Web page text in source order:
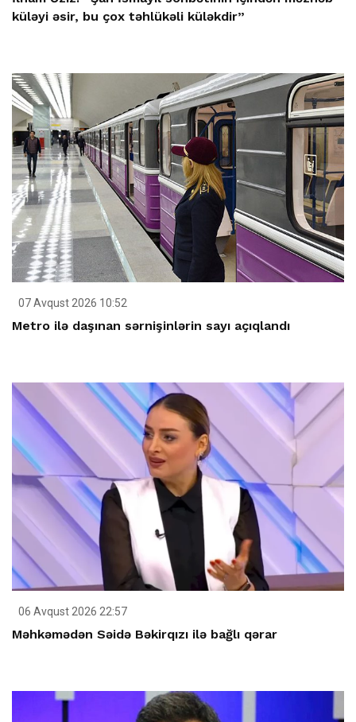
küləyi əsir, bu çox təhlükəli küləkdir”
07 Avqust 2026 10:52
Metro ilə daşınan sərnişinlərin sayı açıqlandı
06 Avqust 2026 22:57
Məhkəmədən Səidə Bəkirqızı ilə bağlı qərar